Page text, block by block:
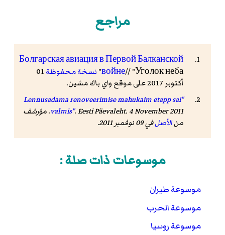
مراجع
Болгарская авиация в Первой Балканской
войне// "Уголок неба" نسخة محفوظة01
أكتوبر 2017 على موقع واي باك مشين.
"Lennusadama renoveerimise mahukaim etapp sai
valmis".Eesti Päevaleht
. 4 November 2011. مؤرشف
منالأصلفي 09 نوفمبر 2011.
موسوعات ذات صلة :
موسوعة طيران
موسوعة الحرب
موسوعة روسيا